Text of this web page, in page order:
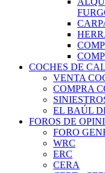
COCHES DE
VENTA
COMPRA
EL BAÚL
FOROS DE
FORO
WRC
ERC
CERA